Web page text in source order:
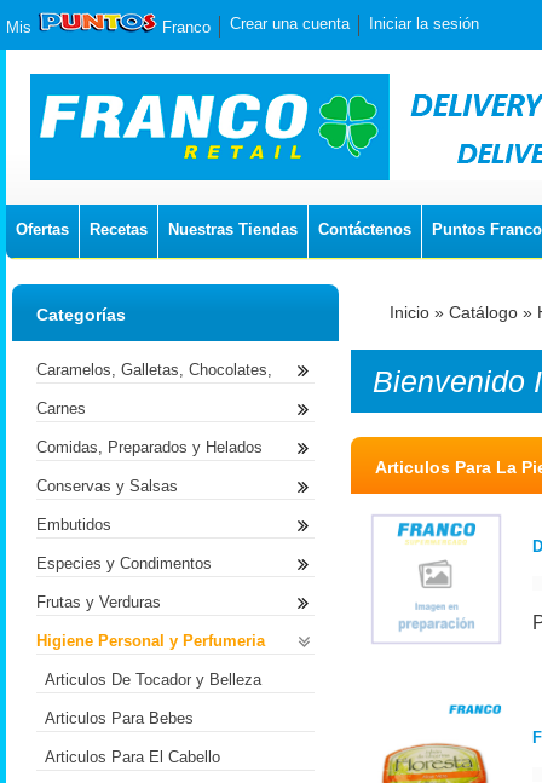
Mis Franco Crear una cuenta Iniciar la sesión
Ofertas Recetas Nuestras Tiendas Contáctenos Puntos Franco
Inicio » Catálogo »
Bienvenido
Articulos Para La
Categorías
Caramelos, Galletas, Chocolates,
Carnes
Comidas, Preparados y Helados
Conservas y Salsas
Embutidos
Especies y Condimentos
Frutas y Verduras
Higiene Personal y Perfumeria
Articulos De Tocador y Belleza
Articulos Para Bebes
Articulos Para El Cabello